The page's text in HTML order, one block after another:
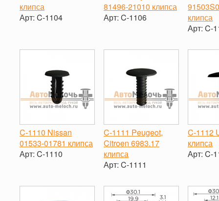
клипса
Арт: C-1104
81496-21010 клипса
Арт: C-1106
клипса
Арт: C-
-
C-1110 Nissan
01533-01781 клипса
Арт: C-1110
C-1111 Peugeot,
Citroen 6983.17
клипса
Арт: C-1111
-
+
C-1112
клипса
Арт: C-